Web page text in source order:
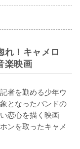
れ！キャメロ
楽映画
者を勤める少年ウ
となったバンドの
恋心を描く映画
ンを取ったキャメ